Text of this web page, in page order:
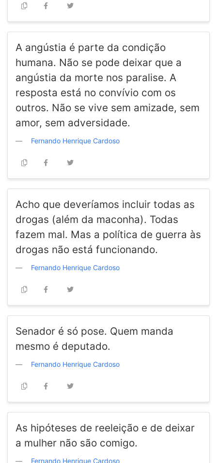
A angústia é parte da condição
humana. Não se pode deixar que a
angústia da morte nos paralise. A
resposta está no convívio com os
outros. Não se vive sem amizade, sem
amor, sem adversidade.
Fernando Henrique Cardoso
Acho que deveríamos incluir todas as
drogas (além da maconha). Todas
fazem mal. Mas a política de guerra às
drogas não está funcionando.
Fernando Henrique Cardoso
Senador é só pose. Quem manda
mesmo é deputado.
Fernando Henrique Cardoso
As hipóteses de reeleição e de deixar
a mulher não são comigo.
Fernando Henrique Cardoso